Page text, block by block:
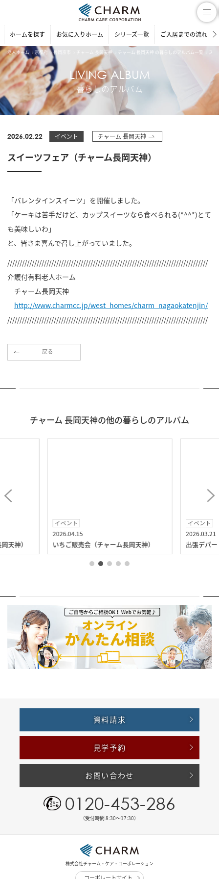
ホームを探す お気に入りホーム シリーズ一覧 ご入居までの流れ
老人ホーム 京都府 長岡京市 チャーム 長岡天神 チャーム 長岡天神 の暮らしのアルバム一覧 ス
LIVING ALBUM
暮らしのアルバム
2026.02.22 イベント チャーム 長岡天神
スイーツフェア（チャーム長岡天神）
「バレンタインスイーツ」を開催しました。
「ケーキは苦手だけど、カップスイーツなら食べられる(*^^*)とて
も美味しいわ」
と、皆さま喜んで召し上がっていました。
//////////////////////////////////////////////////////////////////////////////////
介護付有料老人ホーム
チャーム長岡天神
http://www.charmcc.jp/west_homes/charm_nagaokatenjin/
//////////////////////////////////////////////////////////////////////////////////
戻る
チャーム 長岡天神の他の暮らしのアルバム
天神）
イベント
2026.04.15
いちご販売会（チャーム長岡天神）
イベント
2026.03.21
出張デパ
資料請求
見学予約
お問い合わせ
0120-453-286
（受付時間 8:30〜17:30）
株式会社チャーム・ケア・コーポレーション